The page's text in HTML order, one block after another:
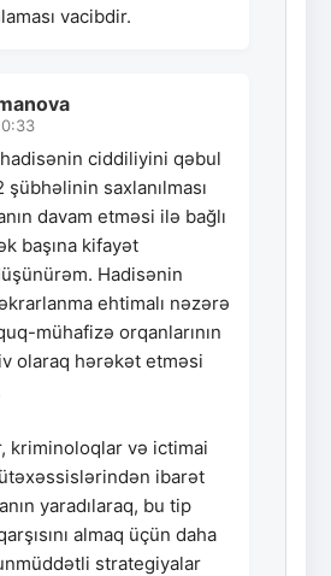
vacibdir.
ciddiliyini qəbul
şübhəlinin saxlanılması
davam etməsi ilə bağlı
başına kifayət
Hadisənin
ehtimalı nəzərə
mühafizə orqanlarının
olaraq hərəkət etməsi
kriminoloqlar və ictimai
ibarət
yaradılaraq, bu tip
almaq üçün daha
strategiyalar